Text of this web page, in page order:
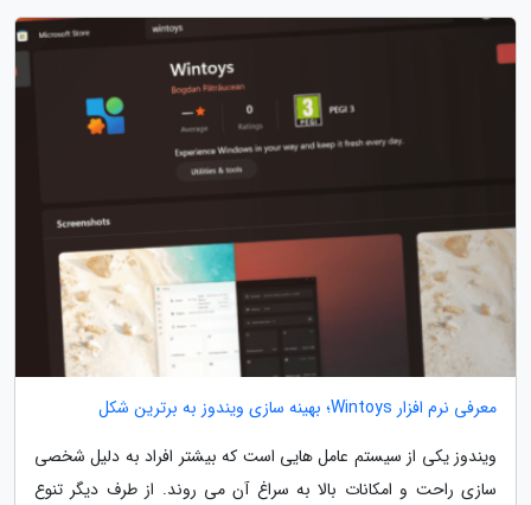
معرفی نرم افزار Wintoys؛ بهینه سازی ویندوز به برترین شکل
ویندوز یکی از سیستم عامل هایی است که بیشتر افراد به دلیل شخصی
سازی راحت و امکانات بالا به سراغ آن می روند. از طرف دیگر تنوع